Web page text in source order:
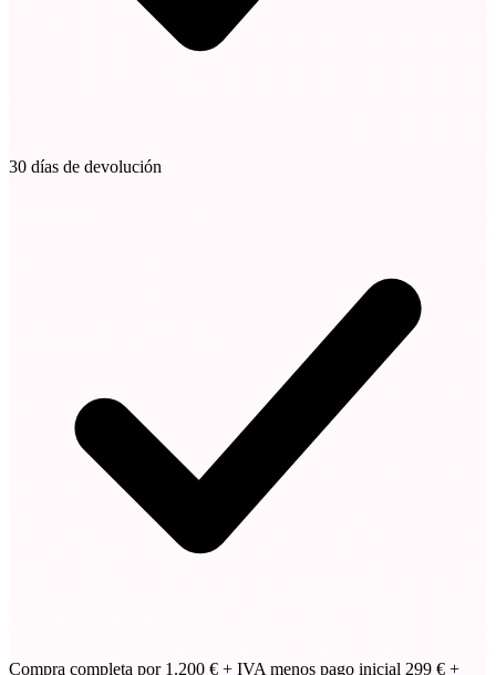
30 días de devolución
Compra completa por 1.200 € + IVA menos pago inicial 299 € +